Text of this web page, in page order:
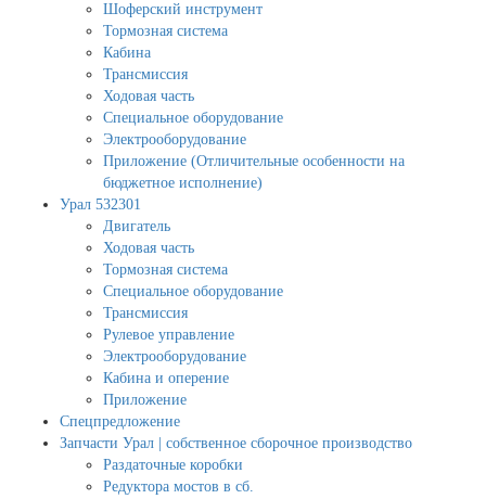
Шоферский инструмент
Тормозная система
Кабина
Трансмиссия
Ходовая часть
Специальное оборудование
Электрооборудование
Приложение (Отличительные особенности на
бюджетное исполнение)
Урал 532301
Двигатель
Ходовая часть
Тормозная система
Специальное оборудование
Трансмиссия
Рулевое управление
Электрооборудование
Кабина и оперение
Приложение
Спецпредложение
Запчасти Урал | собственное сборочное производство
Раздаточные коробки
Редуктора мостов в сб.